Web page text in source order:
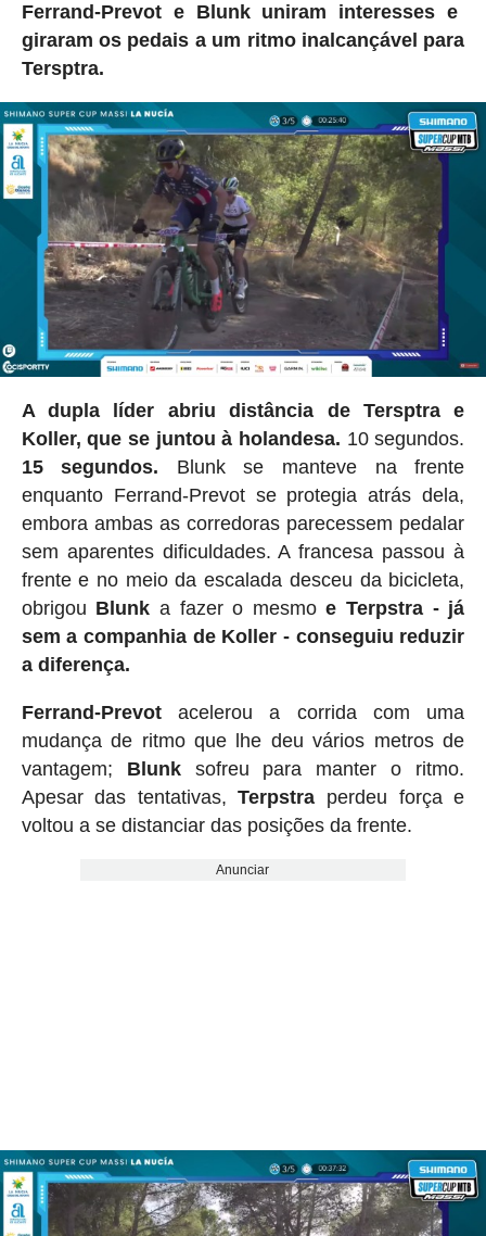
Ferrand-Prevot e Blunk uniram interesses e
giraram os pedais a um ritmo inalcançável para
Tersptra.
A dupla líder abriu distância de Tersptra e
Koller, que se juntou à holandesa. 10 segundos.
15 segundos. Blunk se manteve na frente
enquanto Ferrand-Prevot se protegia atrás dela,
embora ambas as corredoras parecessem pedalar
sem aparentes dificuldades. A francesa passou à
frente e no meio da escalada desceu da bicicleta,
obrigou Blunk a fazer o mesmoe Terpstra - já
sem a companhia de Koller - conseguiu reduzir
a diferença.
Ferrand-Prevotacelerou a corrida com uma
mudança de ritmo que lhe deu vários metros de
vantagem; Blunksofreu para manter o ritmo.
Apesar das tentativas,Terpstra perdeu força e
voltou a se distanciar das posições da frente.
Anunciar